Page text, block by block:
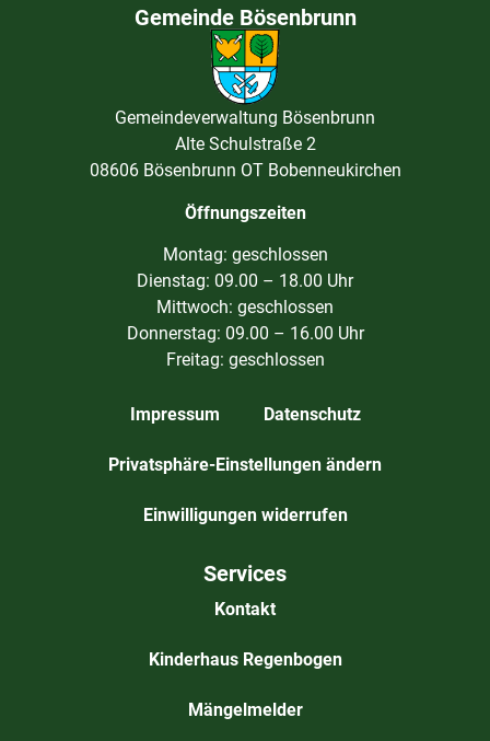
Gemeinde Bösenbrunn
Gemeindeverwaltung Bösenbrunn
Alte Schulstraße 2
08606 Bösenbrunn OT Bobenneukirchen
Öffnungszeiten
Montag: geschlossen
Dienstag: 09.00 – 18.00 Uhr
Mittwoch: geschlossen
Donnerstag: 09.00 – 16.00 Uhr
Freitag: geschlossen
Impressum Datenschutz
Privatsphäre-Einstellungen ändern
Einwilligungen widerrufen
Services
Kontakt
Kinderhaus Regenbogen
Mängelmelder